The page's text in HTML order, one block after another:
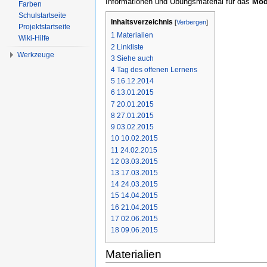
Inhaltsverzeichnis [Verbergen]
1 Materialien
2 Linkliste
3 Siehe auch
4 Tag des offenen Lernens
5 16.12.2014
6 13.01.2015
7 20.01.2015
8 27.01.2015
9 03.02.2015
10 10.02.2015
11 24.02.2015
12 03.03.2015
13 17.03.2015
14 24.03.2015
15 14.04.2015
16 21.04.2015
17 02.06.2015
18 09.06.2015
Materialien
Farben
Schulstartseite
Projektstartseite
Wiki-Hilfe
Werkzeuge